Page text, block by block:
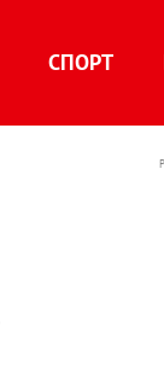
СПОРТ